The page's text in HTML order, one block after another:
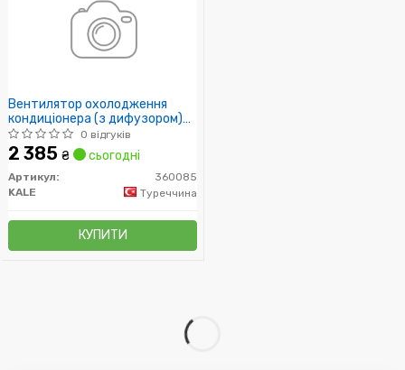
Вентилятор охолодження
кондиціонера (з дифузором)
Лачетти (03-) (360085) KALE
OTO RADYATOR
0 відгуків
2 385 ₴ сьогодні
Артикул:
360085
KALE
Туреччина
КУПИТИ